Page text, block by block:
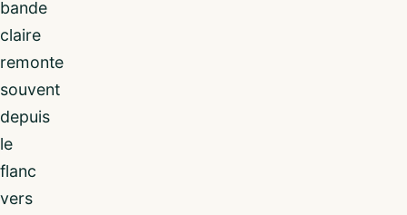
bande
claire
remonte
souvent
depuis
le
flanc
vers